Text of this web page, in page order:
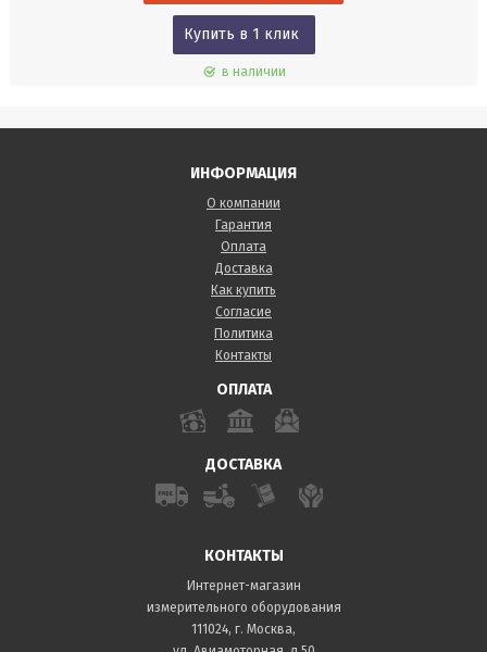
Купить в 1 клик
в наличии
ИНФОРМАЦИЯ
О компании
Гарантия
Оплата
Доставка
Как купить
Согласие
Политика
Контакты
ОПЛАТА
ДОСТАВКА
КОНТАКТЫ
Интернет-магазин
измерительного оборудования
111024, г. Москва,